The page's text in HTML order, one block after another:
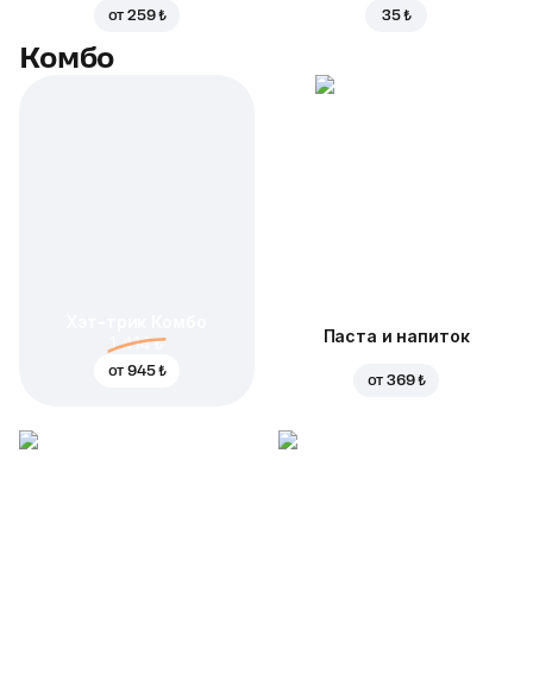
от259 ₺ 35 ₺
Комбо
1 414 ₺
от945 ₺
Паста и напиток
от369 ₺